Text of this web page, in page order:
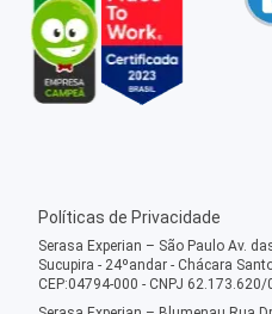
Políticas de Privacidade
Serasa Experian – São Paulo Av.
Sucupira - 24ºandar - Chácara
CEP:04794-000 - CNPJ 62.173.620/